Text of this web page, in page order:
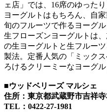
ェ店」では、16席のゆった
ヨーグルトはもちろん、自
旬のフルーツで作るヨーグ
生フローズンヨーグルトは
の生ヨーグルトと生フルー
製法。定番人気の「ミック
ろけるクリーミーなヨーグル
■ウッドベリーズ マルシェ
住所：東京都武蔵野市吉祥寺
TEL：0422-27-1981